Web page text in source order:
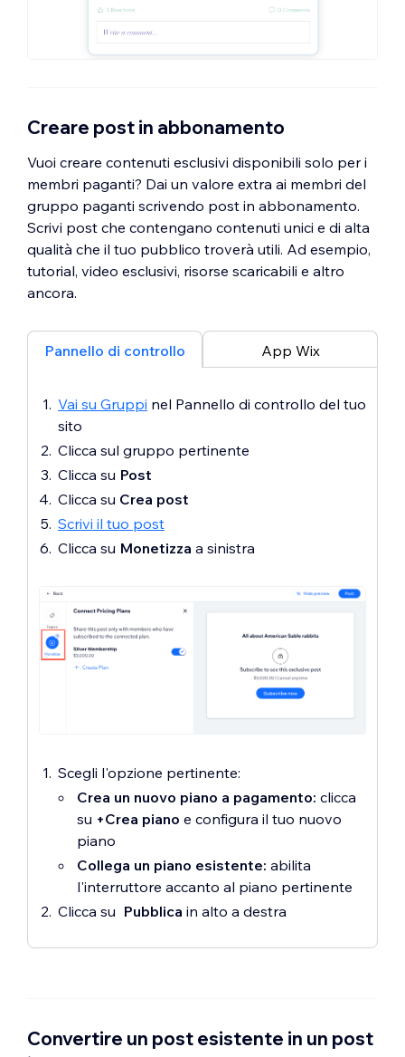
Creare post in abbonamento
Vuoi creare contenuti esclusivi disponibili solo per i
membri paganti? Dai un valore extra ai membri del
gruppo paganti scrivendo post in abbonamento.
Scrivi post che contengano contenuti unici e di alta
qualità che il tuo pubblico troverà utili. Ad esempio,
tutorial, video esclusivi, risorse scaricabili e altro
ancora.
Pannello di controllo App Wix
Vai su Gruppi nel Pannello di controllo del tuo
sito
Clicca sul gruppo pertinente
Clicca su Post
Clicca su Crea post
Scrivi il tuo post
Clicca su Monetizza a sinistra
Scegli l'opzione pertinente:
Crea un nuovo piano a pagamento: clicca
su +Crea piano e configura il tuo nuovo
piano
Collega un piano esistente: abilita
l'interruttore accanto al piano pertinente
Clicca su Pubblica in alto a destra
Convertire un post esistente in un post